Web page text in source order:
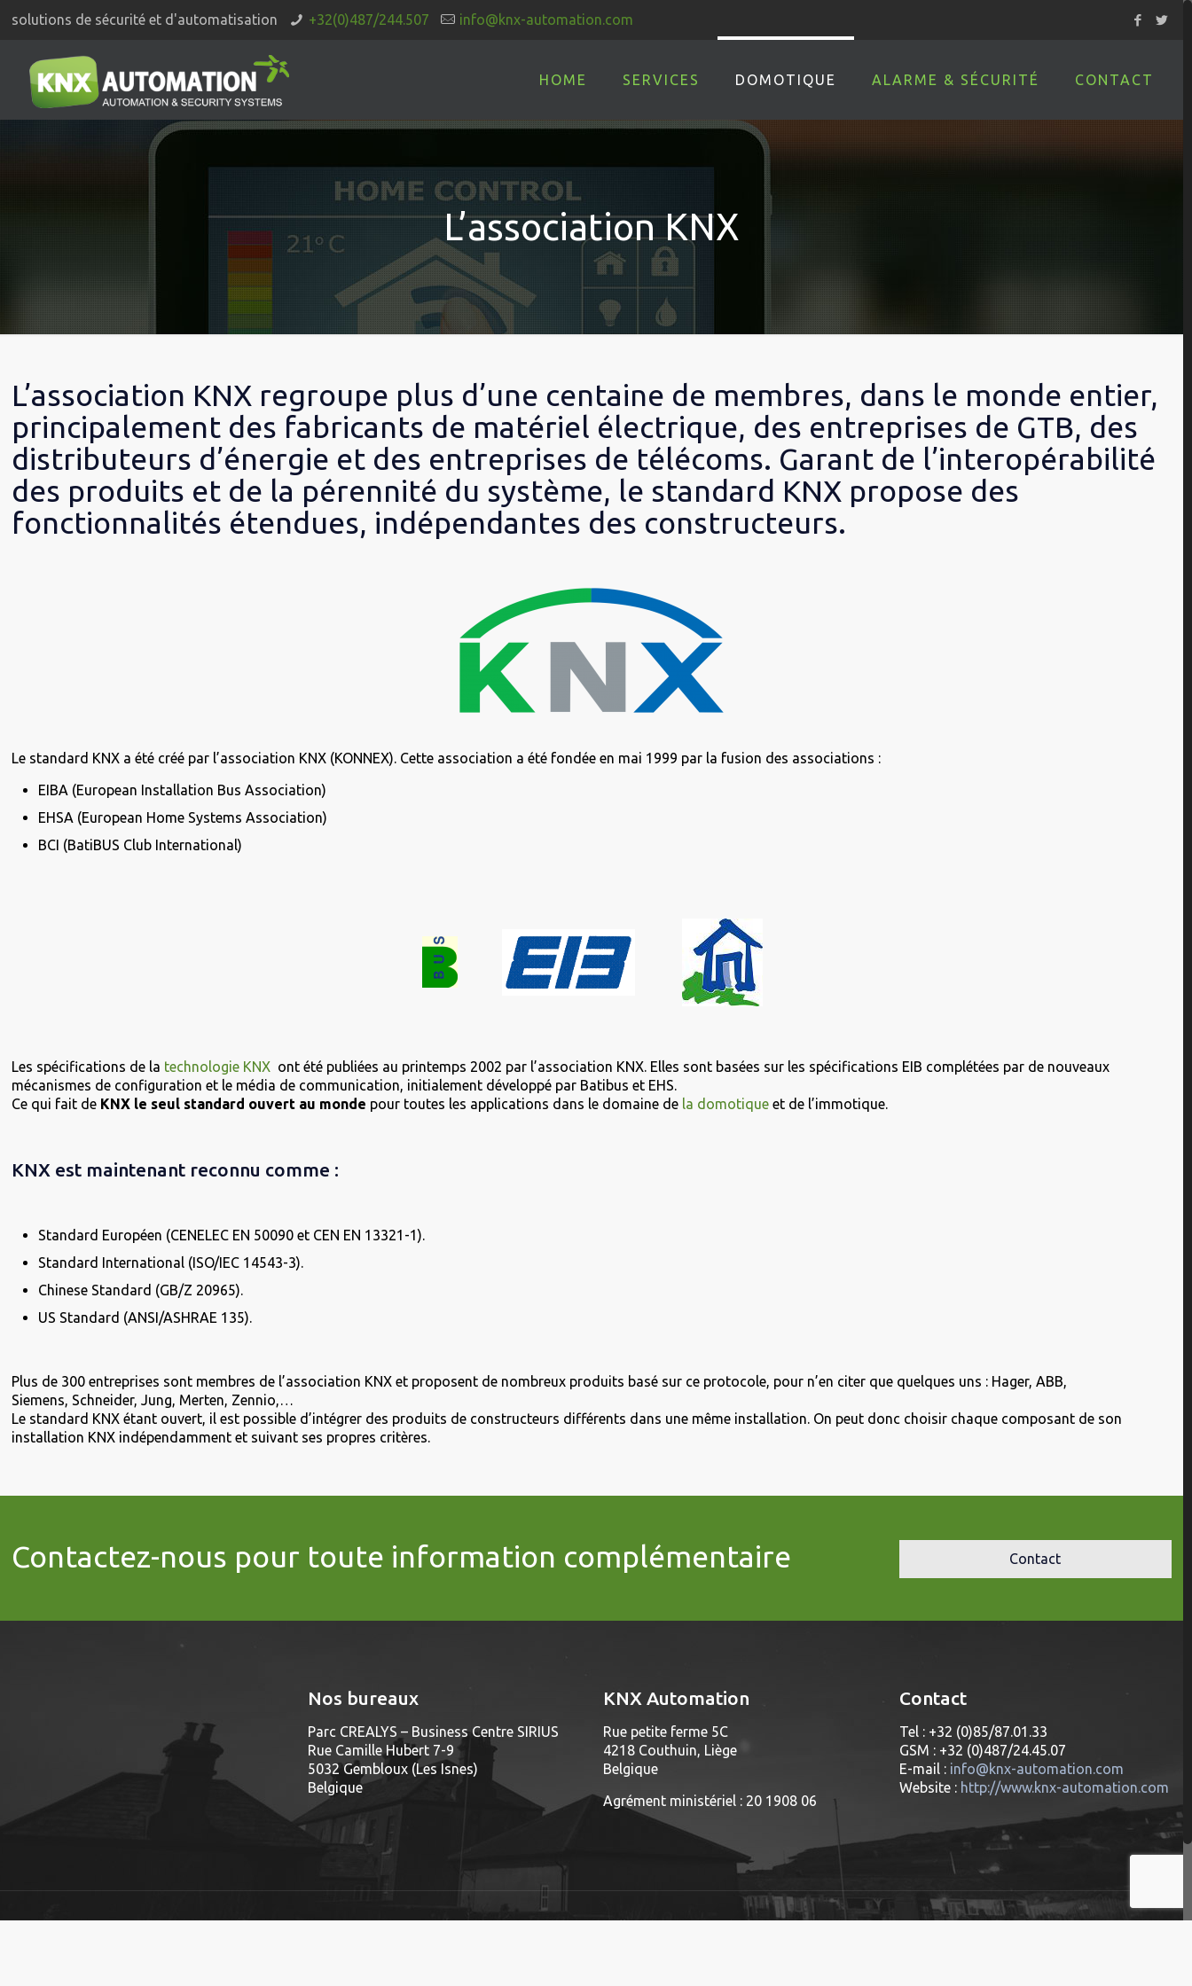
solutions de sécurité et d'automatisation +32(0)487/244.507 info@knx-automation.com
HOME SERVICES DOMOTIQUE ALARME & SÉCURITÉ CONTACT
L’association KNX
L’association KNX regroupe plus d’une centaine de membres, dans le monde entier,
principalement des fabricants de matériel électrique, des entreprises de GTB, des
distributeurs d’énergie et des entreprises de télécoms. Garant de l’interopérabilité
des produits et de la pérennité du système, le standard KNX propose des
fonctionnalités étendues, indépendantes des constructeurs.
Le standard KNX a été créé par l’association KNX (KONNEX). Cette association a été fondée en mai 1999 par la fusion des associations :
EIBA (European Installation Bus Association)
EHSA (European Home Systems Association)
BCI (BatiBUS Club International)
Les spécifications de la technologie KNX ont été publiées au printemps 2002 par l’association KNX. Elles sont basées sur les spécifications EIB complétées par de nouveaux
mécanismes de configuration et le média de communication, initialement développé par Batibus et EHS.
Ce qui fait de KNX le seul standard ouvert au monde pour toutes les applications dans le domaine de la domotiqueet de l’immotique.
KNX est maintenant reconnu comme :
Standard Européen (CENELEC EN 50090 et CEN EN 13321-1).
Standard International (ISO/IEC 14543-3).
Chinese Standard (GB/Z 20965).
US Standard (ANSI/ASHRAE 135).
Plus de 300 entreprises sont membres de l’association KNX et proposent de nombreux produits basé sur ce protocole, pour n’en citer que quelques uns : Hager, ABB,
Siemens, Schneider, Jung, Merten, Zennio,…
Le standard KNX étant ouvert, il est possible d’intégrer des produits de constructeurs différents dans une même installation. On peut donc choisir chaque composant de son
installation KNX indépendamment et suivant ses propres critères.
Contactez-nous pour toute information complémentaire Contact
Nos bureaux
Parc CREALYS – Business Centre SIRIUS
Rue Camille Hubert 7-9
5032 Gembloux (Les Isnes)
Belgique
KNX Automation
Rue petite ferme 5C
4218 Couthuin, Liège
Belgique
Agrément ministériel : 20 1908 06
Contact
Tel : +32 (0)85/87.01.33
GSM : +32 (0)487/24.45.07
E-mail : info@knx-automation.com
Website : http://www.knx-automation.com